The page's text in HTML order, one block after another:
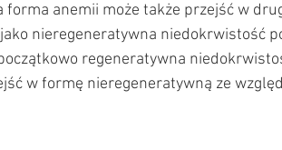
forma anemii może także przejść w
nieregeneratywna niedokrwistość
regeneratywna
w formę nieregeneratywną ze